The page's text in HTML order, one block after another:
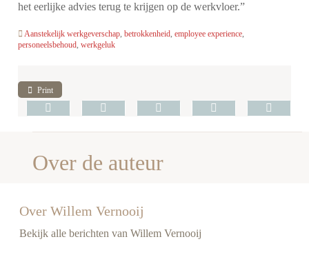
het eerlijke advies terug te krijgen op de werkvloer.”
Aanstekelijk werkgeverschap,betrokkenheid,employee experience,
personeelsbehoud,werkgeluk
Print
Over de auteur
Over Willem Vernooij
Bekijk alle berichten van Willem Vernooij